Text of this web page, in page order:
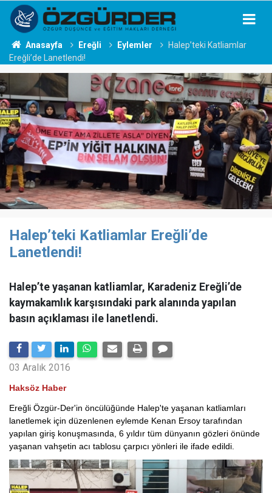
Anasayfa Ereğli Eylemler
Halep’teki Katliamlar
Ereğli’de Lanetlendi!
Halep’teki Katliamlar Ereğli’de
Lanetlendi!
Halep’te yaşanan katliamlar, Karadeniz Ereğli’de
kaymakamlık karşısındaki park alanında yapılan
basın açıklaması ile lanetlendi.
03 Aralık 2016
Haksöz Haber
Ereğli Özgür-Der'in öncülüğünde Halep'te yaşanan katliamları
lanetlemek için düzenlenen eylemde Kenan Ersoy tarafından
yapılan giriş konuşmasında, 6 yıldır tüm dünyanın gözleri önünde
yaşanan vahşetin acı tablosu çarpıcı yönleri ile ifade edildi.